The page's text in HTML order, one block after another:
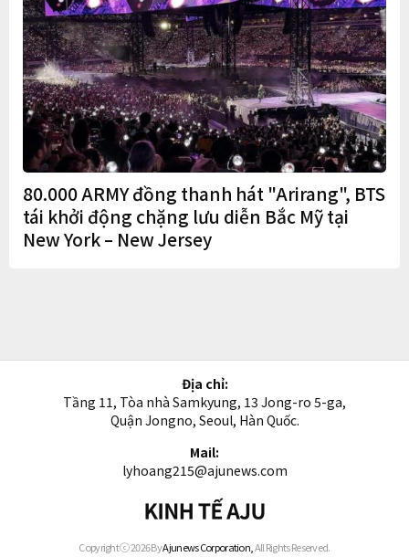
80.000 ARMY đồng thanh hát "Arirang", BTS
tái khởi động chặng lưu diễn Bắc Mỹ tại
New York – New Jersey
Địa chỉ:
Tầng 11, Tòa nhà Samkyung, 13 Jong-ro 5-ga,
Quận Jongno, Seoul, Hàn Quốc.
Mail:
lyhoang215@ajunews.com
Kinh
tế
AJU
Copyright ⓒ 2026 ByAjunews Corporation,All Rights Reserved.